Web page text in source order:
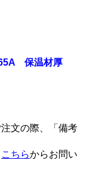
保温材厚
文の際、「備考
こちらからお問い